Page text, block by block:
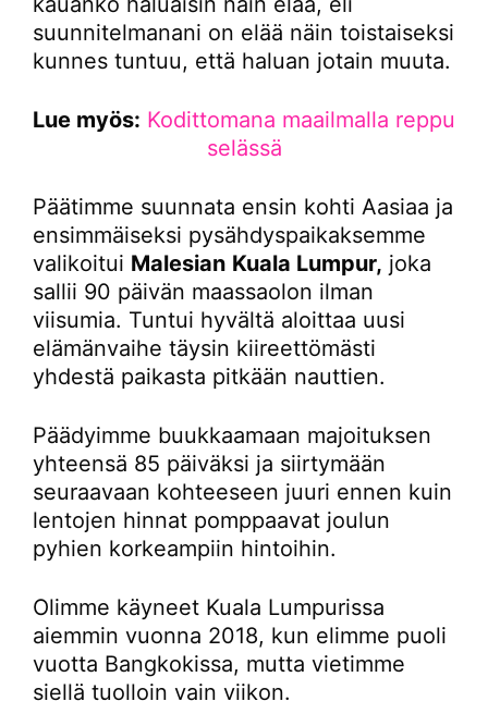
suunnitelmanani on elää näin toistaiseksi
kunnes tuntuu, että haluan jotain muuta.
Lue myös: Kodittomana maailmalla reppu
selässä
Päätimme suunnata ensin kohti Aasiaa ja
ensimmäiseksi pysähdyspaikaksemme
valikoitui Malesian Kuala Lumpur, joka
sallii 90 päivän maassaolon ilman
viisumia. Tuntui hyvältä aloittaa uusi
elämänvaihe täysin kiireettömästi
yhdestä paikasta pitkään nauttien.
Päädyimme buukkaamaan majoituksen
yhteensä 85 päiväksi ja siirtymään
seuraavaan kohteeseen juuri ennen kuin
lentojen hinnat pomppaavat joulun
pyhien korkeampiin hintoihin.
Olimme käyneet Kuala Lumpurissa
aiemmin vuonna 2018, kun elimme puoli
vuotta Bangkokissa, mutta vietimme
siellä tuolloin vain viikon.